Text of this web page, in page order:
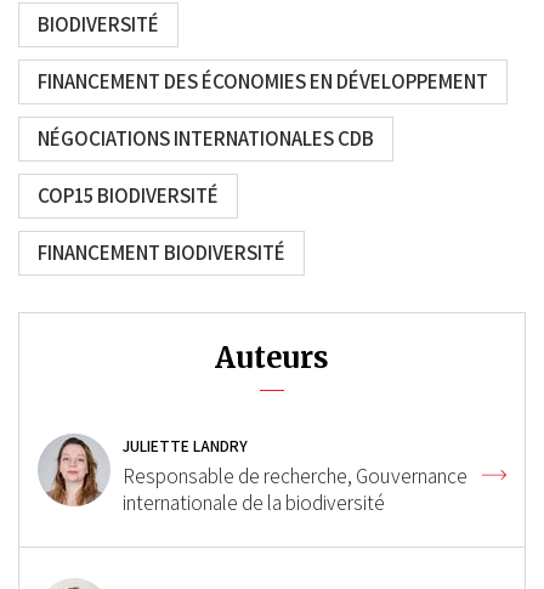
BIODIVERSITÉ
FINANCEMENT DES ÉCONOMIES EN DÉVELOPPEMENT
NÉGOCIATIONS INTERNATIONALES CDB
COP15 BIODIVERSITÉ
FINANCEMENT BIODIVERSITÉ
Auteurs
JULIETTE LANDRY
Responsable de recherche, Gouvernance
internationale de la biodiversité